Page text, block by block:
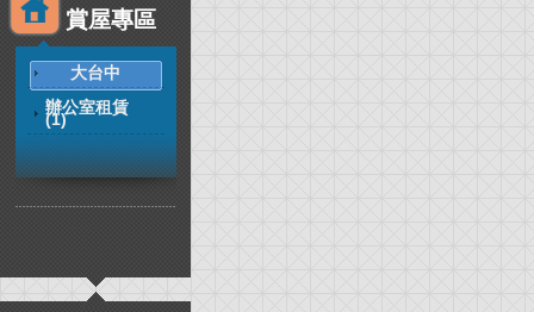
賞屋專區
大台中
辦公室租賃
(1)